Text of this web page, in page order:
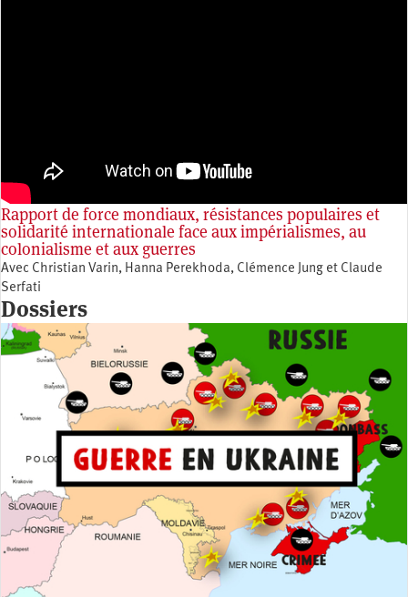
Rapport de force mondiaux, résistances populaires et
solidarité internationale face aux impérialismes, au
colonialisme et aux guerres
Avec Christian Varin, Hanna Perekhoda, Clémence Jung et Claude
Serfati
Dossiers